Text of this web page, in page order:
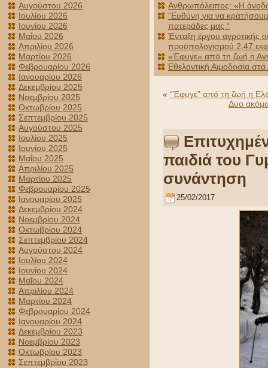
Αυγούστου 2026
Ιουλίου 2026
Ιουνίου 2026
Μαΐου 2026
Απριλίου 2026
Μαρτίου 2026
Φεβρουαρίου 2026
Ιανουαρίου 2026
Δεκεμβρίου 2025
Νοεμβρίου 2025
Οκτωβρίου 2025
Σεπτεμβρίου 2025
Αυγούστου 2025
Ιουλίου 2025
Ιουνίου 2025
Μαΐου 2025
Απριλίου 2025
Μαρτίου 2025
Φεβρουαρίου 2025
Ιανουαρίου 2025
Δεκεμβρίου 2024
Νοεμβρίου 2024
Οκτωβρίου 2024
Σεπτεμβρίου 2024
Αυγούστου 2024
Ιουλίου 2024
Ιουνίου 2024
Μαΐου 2024
Απριλίου 2024
Μαρτίου 2024
Φεβρουαρίου 2024
Ιανουαρίου 2024
Δεκεμβρίου 2023
Νοεμβρίου 2023
Οκτωβρίου 2023
Σεπτεμβρίου 2023
Ανθρωπόλειπος: «Η
“Ευθύνη για να
πατεράδες μας “
Ένταξη έργου αγροτικής
προϋπολογισμού 2,47
«Έφυγε» από τη ζωή η
Εθελοντική Αιμοδοσία
« “Έφυγε” από τη ζωή η
Δυο
παιδιά του
συνάντηση
25/02/2017